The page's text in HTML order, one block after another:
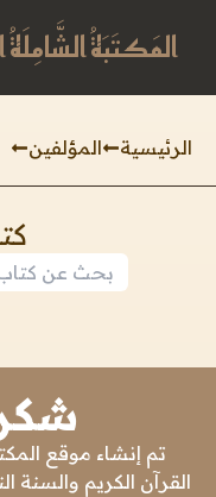
المَكتَبَةُ الشَّامِلَةُ
الرئيسية المؤلفين
تم إنشاء موقع
القرآن الكريم والسنة